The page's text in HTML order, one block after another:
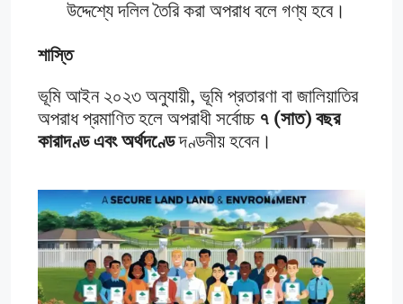
উদ্দেশ্যে দলিল তৈরি করা অপরাধ বলে গণ্য হবে।
শাস্তি
ভূমি আইন ২০২৩ অনুযায়ী, ভূমি প্রতারণা বা জালিয়াতির
অপরাধ প্রমাণিত হলে অপরাধী সর্বোচ্চ ৭ (সাত) বছর
কারাদণ্ড এবং অর্থদণ্ডেদণ্ডনীয় হবেন।